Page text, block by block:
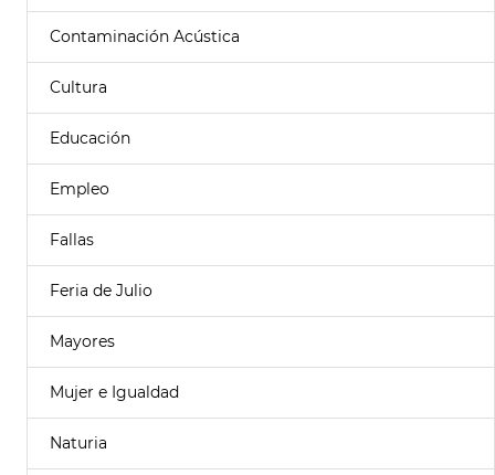
Contaminación Acústica
Cultura
Educación
Empleo
Fallas
Feria de Julio
Mayores
Mujer e Igualdad
Naturia